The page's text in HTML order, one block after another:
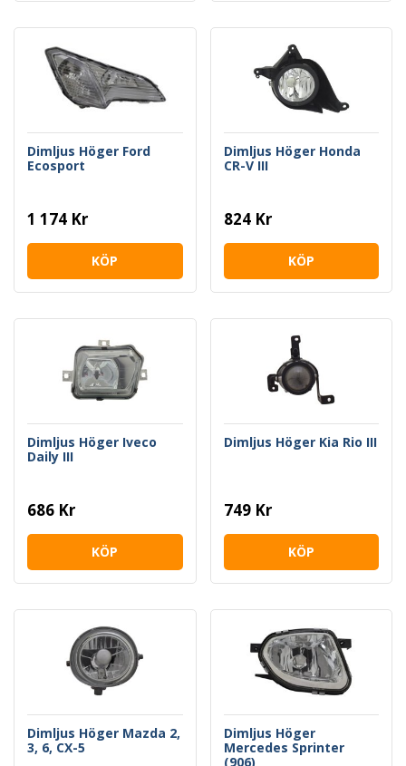
Dimljus Höger Ford
Ecosport
1 174 Kr
KÖP
Dimljus Höger Honda
CR-V III
824 Kr
KÖP
Dimljus Höger Iveco
Daily III
686 Kr
KÖP
Dimljus Höger Kia Rio III
749 Kr
KÖP
Dimljus Höger Mazda 2,
3, 6, CX-5
Dimljus Höger
Mercedes Sprinter
(906)